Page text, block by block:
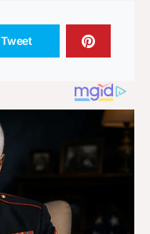
Tweet